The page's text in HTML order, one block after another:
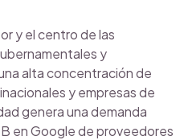
y el centro de las
y
alta concentración de
y empresas de
genera una demanda
en Google de proveedores